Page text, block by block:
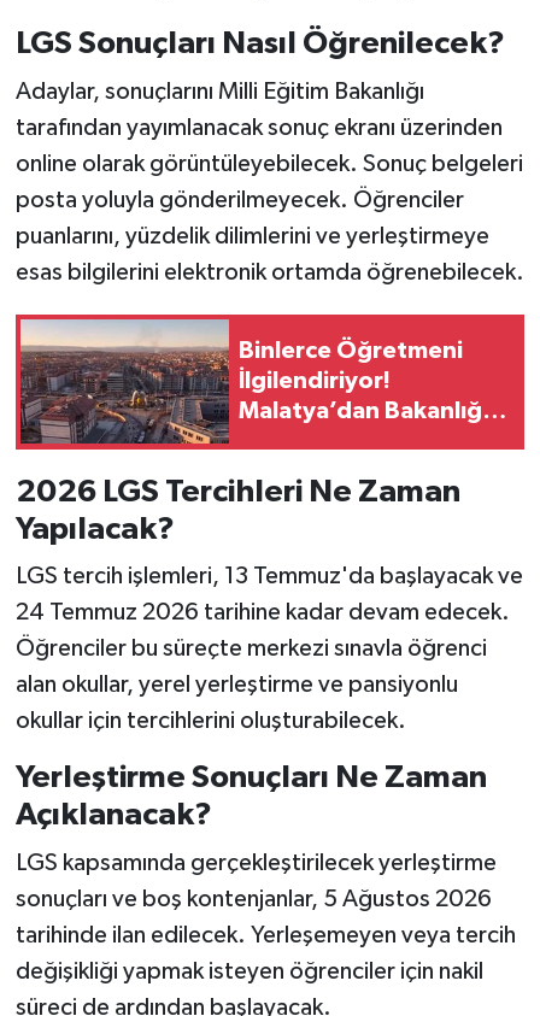
LGS Sonuçları Nasıl Öğrenilecek?
Adaylar, sonuçlarını Milli Eğitim Bakanlığı
tarafından yayımlanacak sonuç ekranı üzerinden
online olarak görüntüleyebilecek. Sonuç belgeleri
posta yoluyla gönderilmeyecek. Öğrenciler
puanlarını, yüzdelik dilimlerini ve yerleştirmeye
esas bilgilerini elektronik ortamda öğrenebilecek.
Binlerce Öğretmeni
İlgilendiriyor!
Malatya’dan Bakanlığa
2026 LGS Tercihleri Ne Zaman
Yapılacak?
LGS tercih işlemleri, 13 Temmuz'da başlayacak ve
24 Temmuz 2026 tarihine kadar devam edecek.
Öğrenciler bu süreçte merkezi sınavla öğrenci
alan okullar, yerel yerleştirme ve pansiyonlu
okullar için tercihlerini oluşturabilecek.
Yerleştirme Sonuçları Ne Zaman
Açıklanacak?
LGS kapsamında gerçekleştirilecek yerleştirme
sonuçları ve boş kontenjanlar, 5 Ağustos 2026
tarihinde ilan edilecek. Yerleşemeyen veya tercih
değişikliği yapmak isteyen öğrenciler için nakil
süreci de ardından başlayacak.